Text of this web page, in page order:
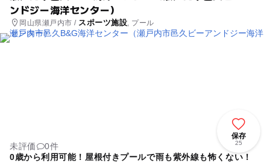
ンドジー海洋センター）
岡山県瀬戸内市 / スポーツ施設, プール
保存
25
未評価
0件
0歳から利用可能！屋根付きプールで雨も紫外線も怖くない！